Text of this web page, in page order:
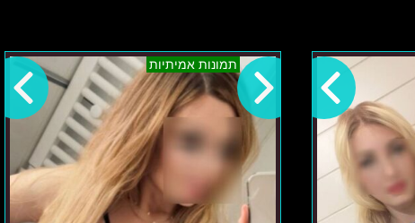
תמונות אמיתיות קריות-
ניקיטה
–
נערת
ליווי
רוסייה
מיוחדת
במינה